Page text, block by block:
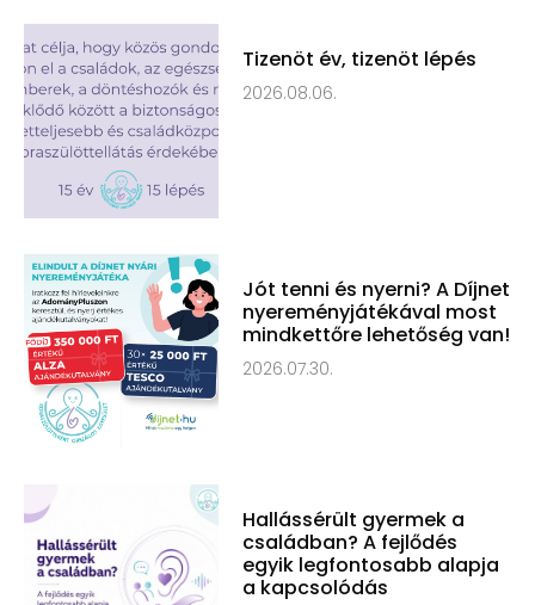
Tizenöt év, tizenöt lépés
2026.08.06.
Jót tenni és nyerni? A Díjnet
nyereményjátékával most
mindkettőre lehetőség van!
2026.07.30.
Hallássérült gyermek a
családban? A fejlődés
egyik legfontosabb alapja
a kapcsolódás